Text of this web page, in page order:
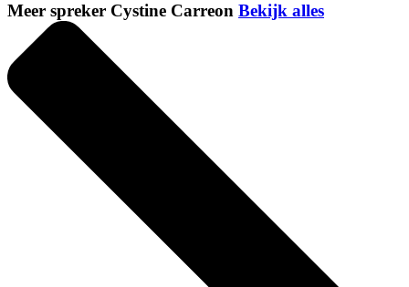
Meer spreker Cystine Carreon Bekijk alles